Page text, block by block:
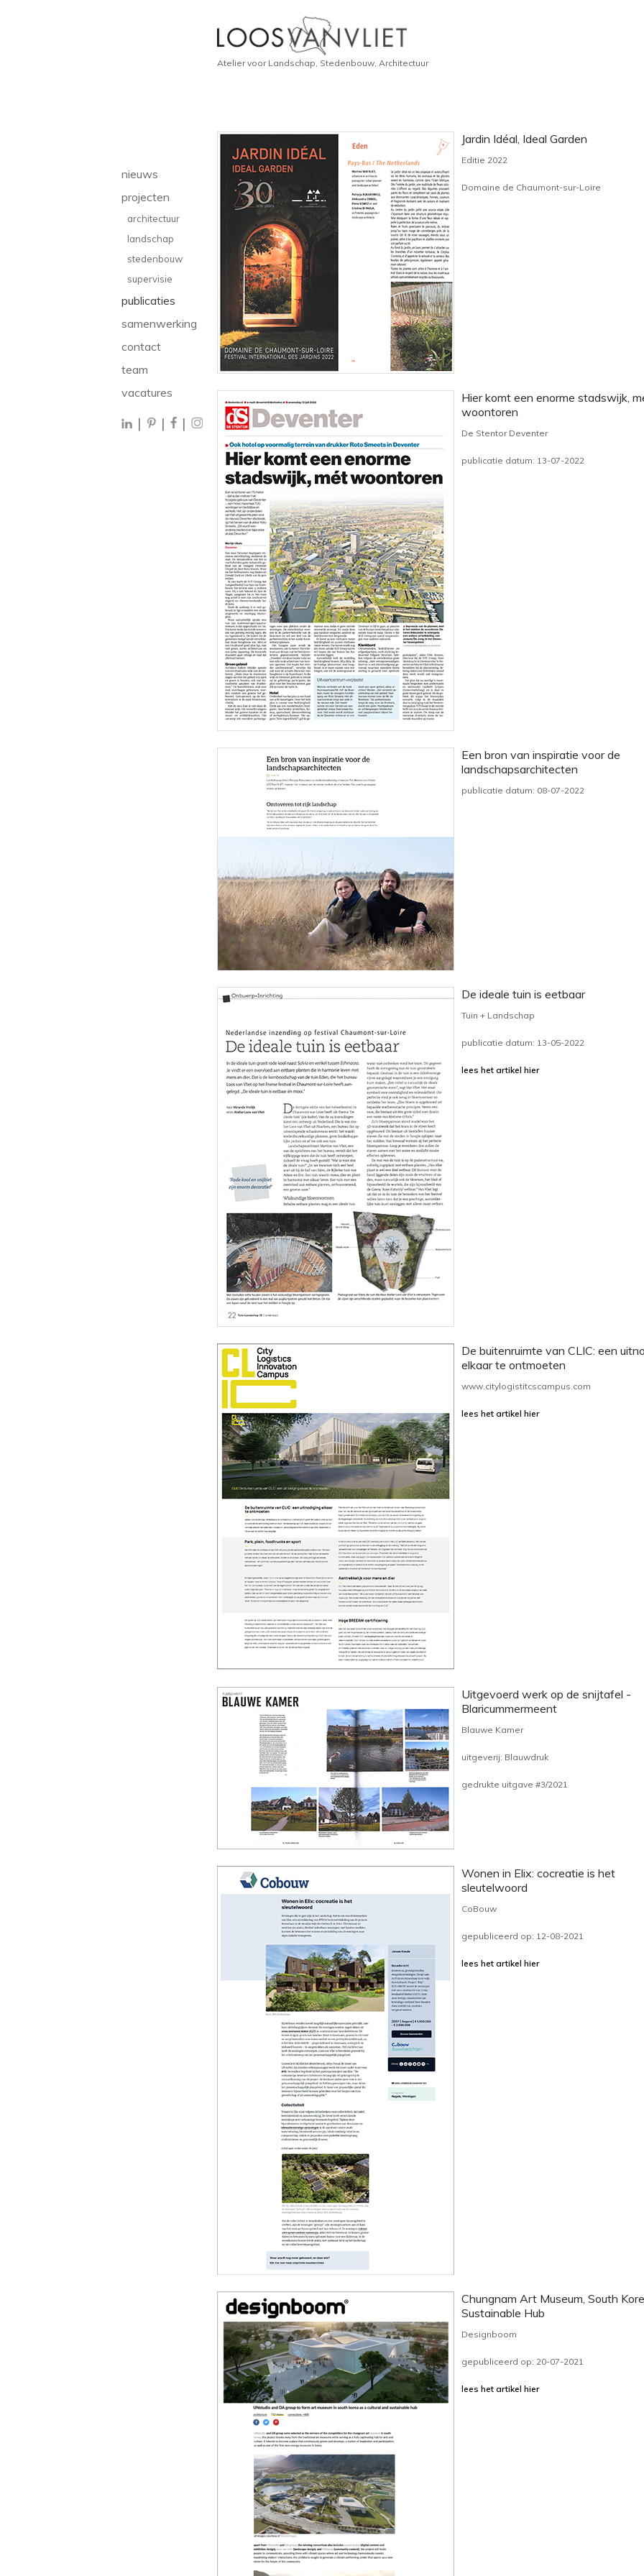
nieuws
projecten
architectuur
landschap
stedenbouw
supervisie
publicaties
samenwerking
contact
team
vacatures
| | |
Atelier voor Landschap, Stedenbouw, Architectuur
Jardin Idéal, Ideal Garden
Editie 2022
Domaine de Chaumont-sur-Loire
Hier komt een enorme stadswijk,
woontoren
De Stentor Deventer
publicatie datum: 13-07-2022
Een bron van inspiratie voor de
landschapsarchitecten
publicatie datum: 08-07-2022
De ideale tuin is eetbaar
Tuin + Landschap
publicatie datum: 13-05-2022
lees het artikel hier
De buitenruimte van CLIC: een
elkaar te ontmoeten
www.citylogistitcscampus.com
lees het artikel hier
Uitgevoerd werk op de snijtafel -
Blaricummermeent
Blauwe Kamer
uitgeverij: Blauwdruk
gedrukte uitgave #3/2021
Wonen in Elix: cocreatie is het
sleutelwoord
CoBouw
gepubliceerd op: 12-08-2021
lees het artikel hier
Chungnam Art Museum, South
Sustainable Hub
Designboom
gepubliceerd op: 20-07-2021
lees het artikel hier